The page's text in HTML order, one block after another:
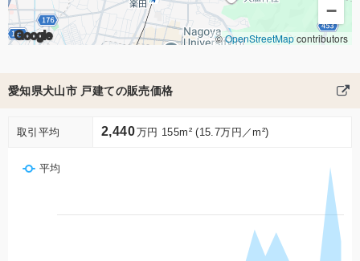
Google
−
©OpenStreetMapcontributors
愛知県犬山市 戸建ての販売価格
取引平均 2,440万円 155m² (15.7万円／m²)
平均